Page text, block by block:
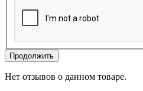
Продолжить
Нет отзывов о данном товаре.